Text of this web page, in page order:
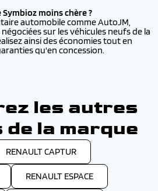
moins chère ?
automobile comme AutoJM,
sur les véhicules neufs de la
ainsi des économies tout en
qu'en concession.
les autres
de la marque
RENAULT CAPTUR
RENAULT ESPACE